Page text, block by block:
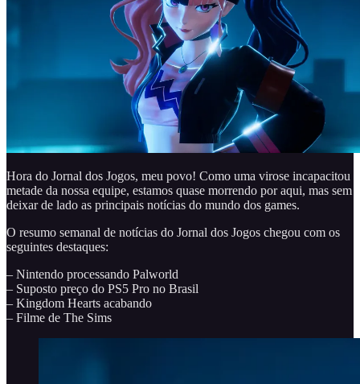
Hora do Jornal dos Jogos, meu povo! Como uma virose incapacitou
metade da nossa equipe, estamos quase morrendo por aqui, mas sem
deixar de lado as principais notícias do mundo dos games.
O resumo semanal de notícias do Jornal dos Jogos chegou com os
seguintes destaques:
– Nintendo processando Palworld
– Suposto preço do PS5 Pro no Brasil
– Kingdom Hearts acabando
– Filme de The Sims